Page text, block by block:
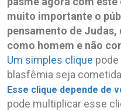
muito importante o
pensamento de
como homem e não
Um simples clique
blasfêmia seja
Esse clique depende de
pode multiplicar esse